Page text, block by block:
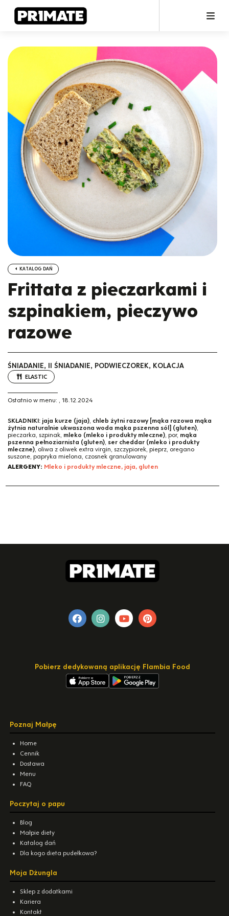
KATALOG DAŃ
Frittata z pieczarkami i
szpinakiem, pieczywo
razowe
ŚNIADANIE, II ŚNIADANIE, PODWIECZOREK, KOLACJA
ELASTIC
Ostatnio w menu: , 18.12.2024
SKŁADNIKI: jaja kurze (jaja), chleb żytni razowy [mąka razowa mąka
żytnia naturalnie ukwaszona woda mąka pszenna sól] (gluten),
pieczarka, szpinak, mleko (mleko i produkty mleczne), por, mąka
pszenna pełnoziarnista (gluten), ser cheddar (mleko i produkty
mleczne), oliwa z oliwek extra virgin, szczypiorek, pieprz, oregano
suszone, papryka mielona, czosnek granulowany
ALERGENY: Mleko i produkty mleczne, jaja, gluten
Pobierz dedykowaną aplikację Flambia Food
Poznaj Małpę
Home
Cennik
Dostawa
Menu
FAQ
Poczytaj o papu
Blog
Małpie diety
Katalog dań
Dla kogo dieta pudełkowa?
Moja Dżungla
Sklep z dodatkami
Kariera
Kontakt